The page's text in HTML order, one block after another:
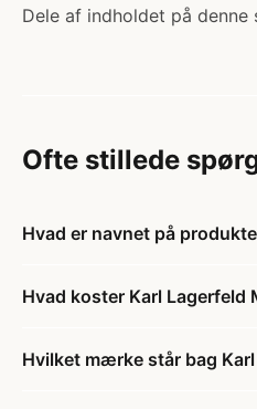
Dele af indholdet på
Ofte stillede
Hvad er navnet på
Hvad koster Karl Lagerfeld
Hvilket mærke står bag